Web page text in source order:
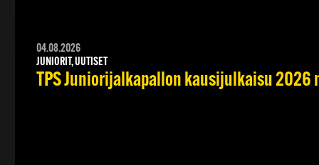
04.08.2026
JUNIORIT, UUTISET
TPS Juniorijalkapallon kausijulkaisu 2026